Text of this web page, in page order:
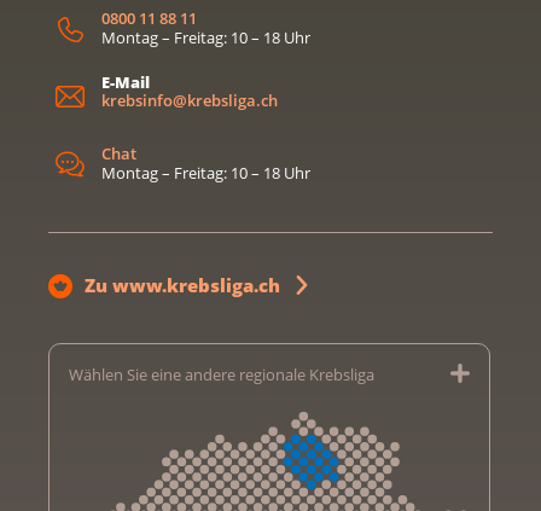
0800 11 88 11
Montag – Freitag: 10 – 18 Uhr
E-Mail
krebsinfo@krebsliga.ch
Chat
Montag – Freitag: 10 – 18 Uhr
Zu www.krebsliga.ch
Wählen Sie eine andere regionale Krebsliga